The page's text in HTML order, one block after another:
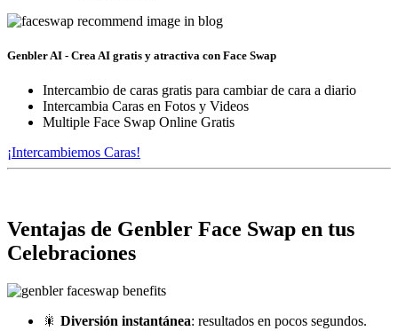
Genbler AI - Crea AI gratis y atractiva con Face Swap
Intercambio de caras gratis para cambiar de cara a diario
Intercambia Caras en Fotos y Videos
Multiple Face Swap Online Gratis
¡Intercambiemos Caras!
Ventajas de Genbler Face Swap en tus
Celebraciones
🎇 Diversión instantánea: resultados en pocos segundos.